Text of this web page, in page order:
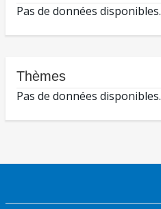
Pas de données disponibles.
Thèmes
Pas de données disponibles.